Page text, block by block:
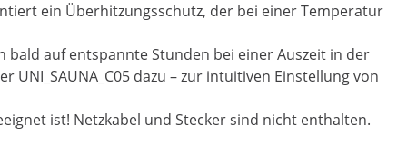
ein Überhitzungsschutz, der bei einer Temperatur
bald auf entspannte Stunden bei einer Auszeit in der
UNI_SAUNA_C05 dazu – zur intuitiven Einstellung von
ist! Netzkabel und Stecker sind nicht enthalten.